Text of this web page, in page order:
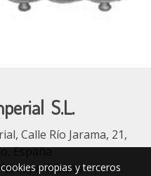
S.L.
Calle Río Jarama, 21,
España
propias y terceros